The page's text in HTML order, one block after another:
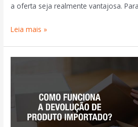
a oferta seja realmente vantajosa.
Leia mais »